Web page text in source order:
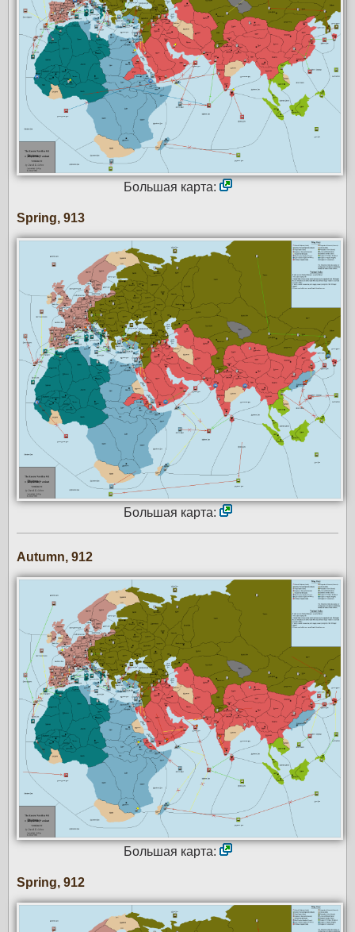
Большая карта:
Spring, 913
Большая карта:
Autumn, 912
Большая карта:
Spring, 912